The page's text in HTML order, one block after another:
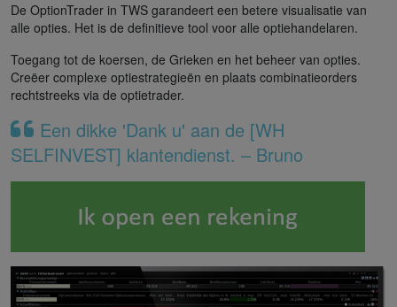
De OptionTrader in TWS garandeert een betere visualisatie van
alle opties. Het is de definitieve tool voor alle optiehandelaren.
Toegang tot de koersen, de Grieken en het beheer van opties.
Creëer complexe optiestrategieën en plaats combinatieorders
rechtstreeks via de optietrader.
Een dikke 'Dank u' aan de [WH
SELFINVEST] klantendienst. – Bruno